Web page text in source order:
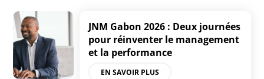
JNM Gabon 2026 : Deux journées
pour réinventer le management
et la performance
EN SAVOIR PLUS